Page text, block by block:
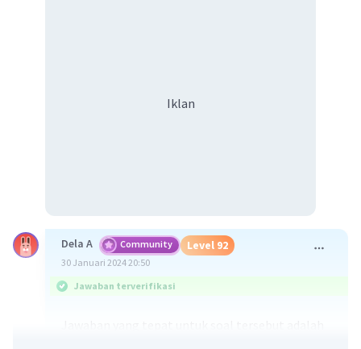
Iklan
Dela A Community Level 92
30 Januari 2024 20:50
Jawaban terverifikasi